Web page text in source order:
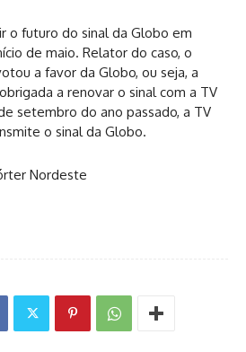
o futuro do sinal da Globo em
de maio. Relator do caso, o
a favor da Globo, ou seja, a
a renovar o sinal com a TV
setembro do ano passado, a TV
o sinal da Globo.
Nordeste